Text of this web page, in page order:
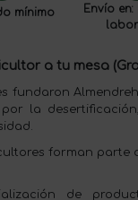
mínimo
Envío
a tu mesa
fundaron
la
forman parte
de